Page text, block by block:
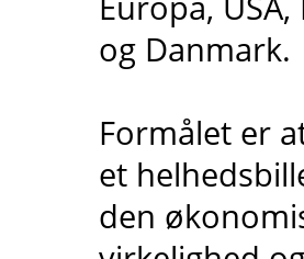
og Danmark.
Formålet er
et
den